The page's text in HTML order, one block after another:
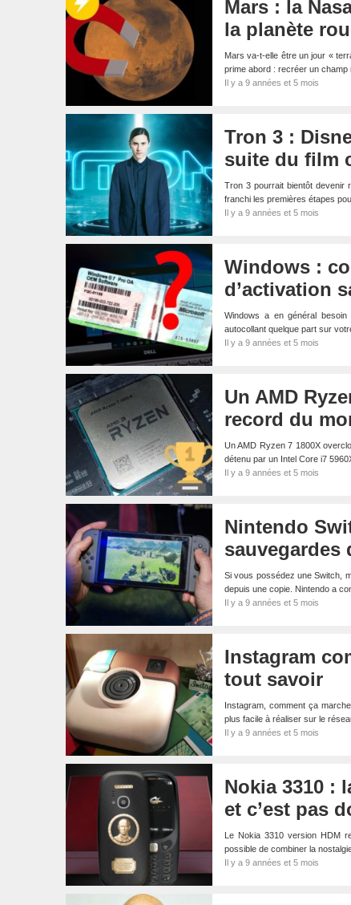
Mars : la
la planète
Mars va-t-elle être un jour «
prime abord : recréer un champ
Il y a 9 années et 5 mois
Tron 3 :
suite du film
Tron 3 pourrait bientôt devenir
franchi les premières étapes
Il y a 9 années et 5 mois
Windows :
d’activation
Windows a en général
autocollant quelque part sur
Il y a 9 années et 5 mois
Un AMD
record du
Un AMD Ryzen 7 1800X
détenu par un Intel Core i7
Il y a 9 années et 5 mois
Nintendo
sauvegardes
Si vous possédez une Switch,
depuis une copie. Nintendo a
Il y a 9 années et 5 mois
Instagram
tout savoir
Instagram, comment ça
plus facile à réaliser sur le
Il y a 9 années et 5 mois
Nokia 3310 :
et c’est pas
Le Nokia 3310 version HDM
possible de combiner la
Il y a 9 années et 5 mois